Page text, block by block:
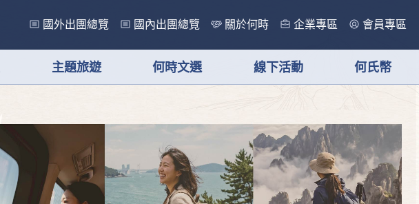
國外出團總覽 國內出團總覽 關於何時 企業專區 會員專區
主題旅遊 何時文選 線下活動 何氏幣